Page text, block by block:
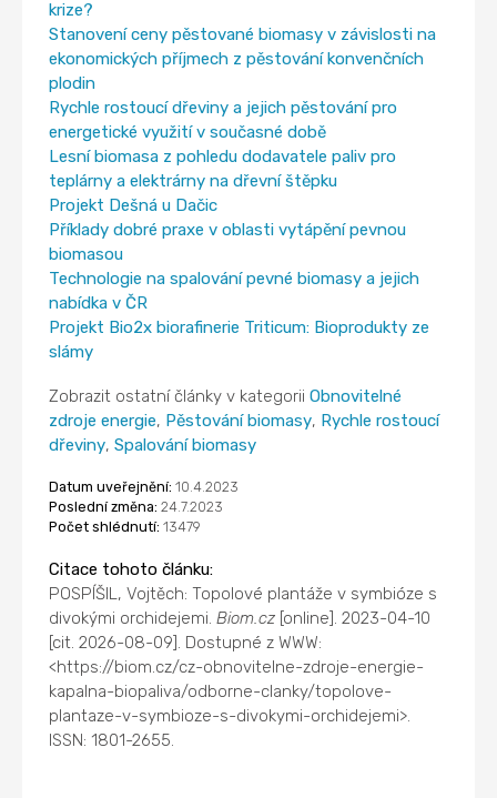
krize?
Stanovení ceny pěstované biomasy v závislosti na
ekonomických příjmech z pěstování konvenčních
plodin
Rychle rostoucí dřeviny a jejich pěstování pro
energetické využití v současné době
Lesní biomasa z pohledu dodavatele paliv pro
teplárny a elektrárny na dřevní štěpku
Projekt Dešná u Dačic
Příklady dobré praxe v oblasti vytápění pevnou
biomasou
Technologie na spalování pevné biomasy a jejich
nabídka v ČR
Projekt Bio2x biorafinerie Triticum: Bioprodukty ze
slámy
Zobrazit ostatní články v kategoriiObnovitelné
zdroje energie, Pěstování biomasy, Rychle rostoucí
dřeviny,Spalování biomasy
Datum uveřejnění: 10.4.2023
Poslední změna: 24.7.2023
Počet shlédnutí: 13479
Citace tohoto článku:
POSPÍŠIL, Vojtěch: Topolové plantáže v symbióze s
divokými orchidejemi.Biom.cz [online]. 2023-04-10
[cit. 2026-08-09]. Dostupné z WWW:
<https://biom.cz/cz-obnovitelne-zdroje-energie-
kapalna-biopaliva/odborne-clanky/topolove-
plantaze-v-symbioze-s-divokymi-orchidejemi>.
ISSN: 1801-2655.